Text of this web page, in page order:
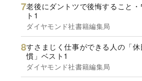
老後にダントツで後悔すること・
ト1
ダイヤモンド社書籍編集局
すさまじく仕事ができる人の「休
慣」ベスト1
ダイヤモンド社書籍編集局